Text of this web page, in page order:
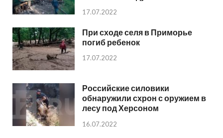
17.07.2022
При сходе селя в Приморье
погиб ребенок
17.07.2022
Российские силовики
обнаружили схрон с оружием в
лесу под Херсоном
16.07.2022